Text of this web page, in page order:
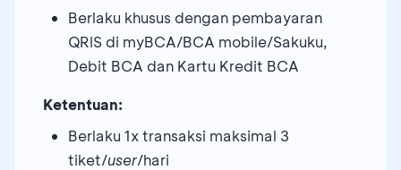
Berlaku khusus dengan pembayaran
QRIS di myBCA/BCA mobile/Sakuku,
Debit BCA dan Kartu Kredit BCA
Ketentuan:
Berlaku 1x transaksi maksimal 3
tiket/user/hari